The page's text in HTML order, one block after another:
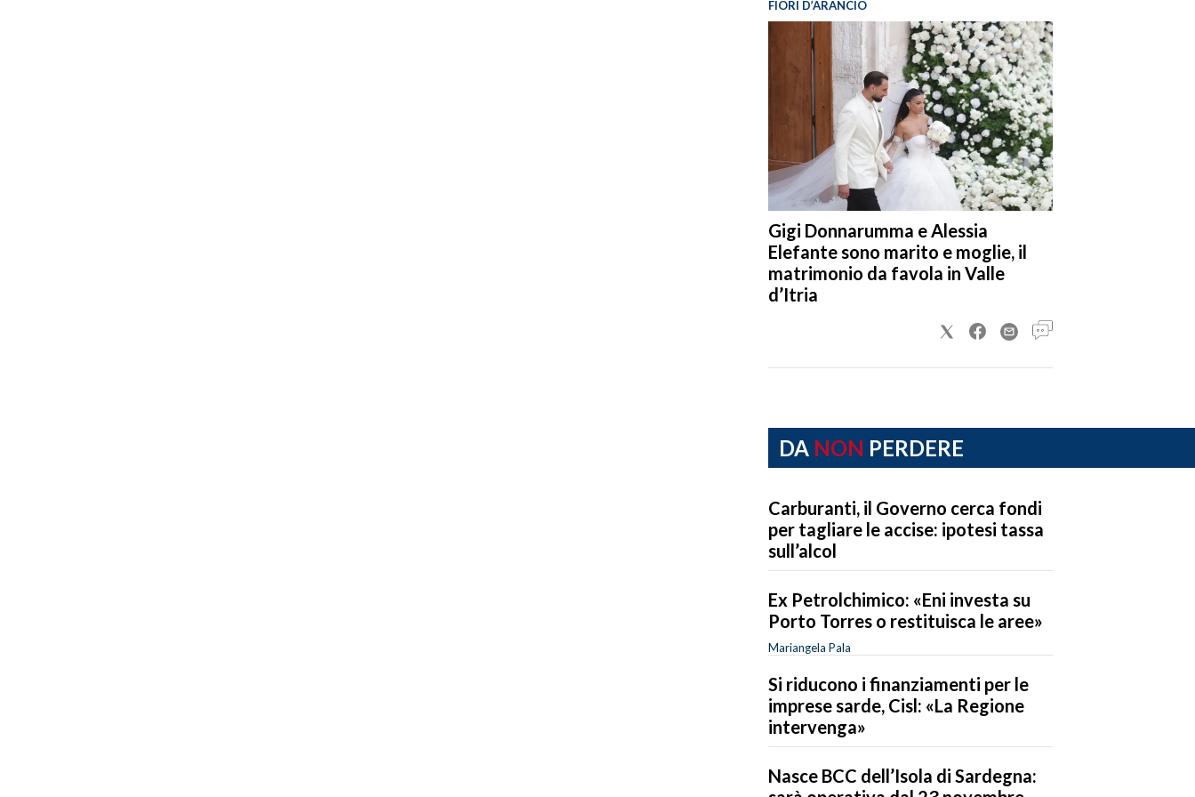
FIORI D’ARANCIO
Gigi Donnarumma e Alessia
Elefante sono marito e moglie, il
matrimonio da favola in Valle
d’Itria
DA NON PERDERE
Carburanti, il Governo cerca fondi
per tagliare le accise: ipotesi tassa
sull’alcol
Ex Petrolchimico: «Eni investa su
Porto Torres o restituisca le aree»
Mariangela Pala
Si riducono i finanziamenti per le
imprese sarde, Cisl: «La Regione
intervenga»
Nasce BCC dell’Isola di Sardegna: